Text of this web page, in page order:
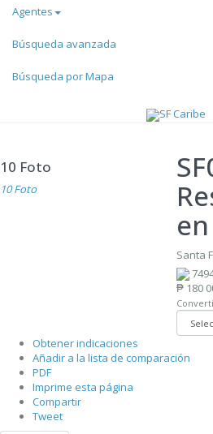
Agentes
Búsqueda avanzada
Búsqueda por Mapa
10 Foto
10 Foto
Santa
₱ 180
Obtener indicaciones
Añadir a la lista de comparación
PDF
Imprime esta página
Compartir
Tweet